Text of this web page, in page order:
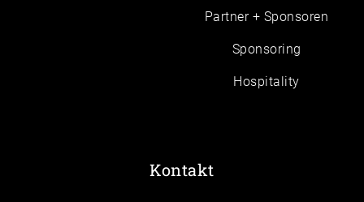
Partner + Sponsoren
Sponsoring
Hospitality
Kontakt